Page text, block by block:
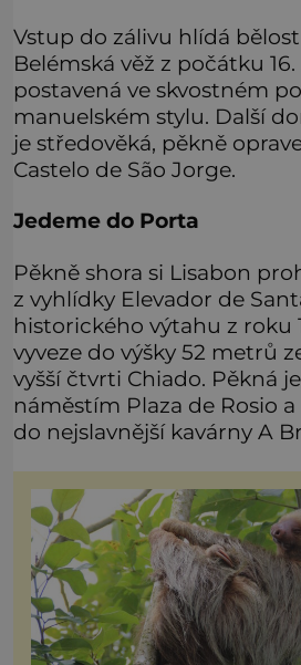
Vstup do zálivu hlídá
Belémská věž z počátku
postavená ve skvostném
manuelském stylu. Další
je středověká, pěkně
Castelo de São Jorge.
Jedeme do Porta
Pěkně shora si Lisabon
z vyhlídky Elevador de
historického výtahu z roku
vyveze do výšky 52 metrů
vyšší čtvrti Chiado. Pěkná
náměstím Plaza de Rosio
do nejslavnější kavárny A